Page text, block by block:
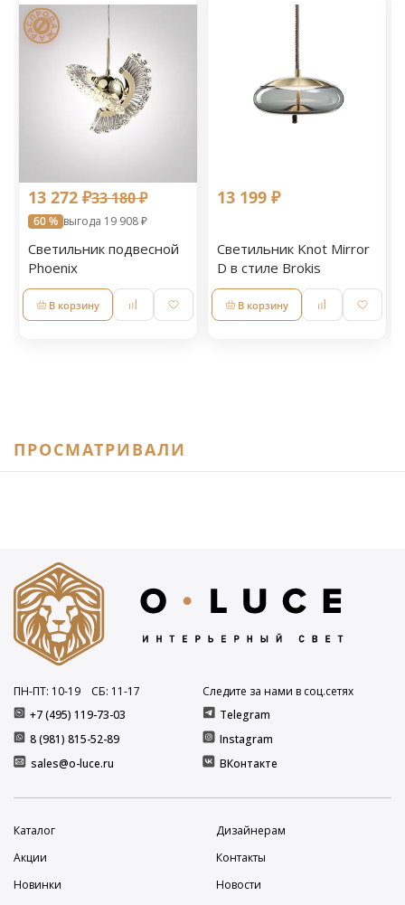
13 272 ₽33 180 ₽
60 % выгода 19 908 ₽
Светильник подвесной
Phoenix
В корзину
13 199 ₽
Светильник Knot Mirror
D в стиле Brokis
В корзину
ПРОСМАТРИВАЛИ
+7 (495) 119-73-03
8 (981) 815-52-89
ПН-ПТ: 10-19 СБ: 11-17
sales@o-luce.ru
Следите за нами в соц.сетях
Telegram
Instagram
ВКонтакте
Каталог
Дизайнерам
Акции
Контакты
Новинки
Новости